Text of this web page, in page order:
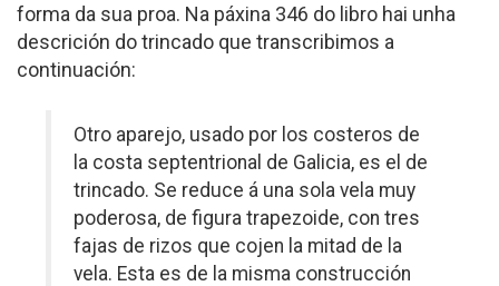
forma da sua proa. Na páxina 346 do libro hai unha
descrición do trincado que transcribimos a
continuación:
Otro aparejo, usado por los costeros de
la costa septentrional de Galicia, es el de
trincado. Se reduce á una sola vela muy
poderosa, de figura trapezoide, con tres
fajas de rizos que cojen la mitad de la
vela. Esta es de la misma construcción